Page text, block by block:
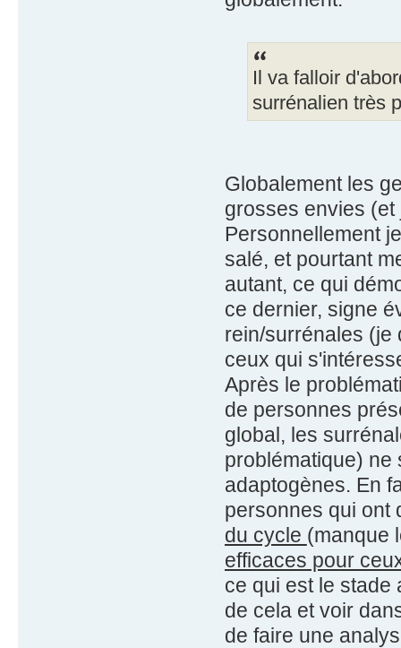
Il va falloir
surrénalien très
Globalement les
grosses envies (et
Personnellement
salé, et pourtant
autant, ce qui
ce dernier, signe
rein/surrénales (je
ceux qui
Après le
de personnes
global, les
problématique) ne
adaptogènes. En
personnes qui ont
du cycle (manque
efficaces pour
ce qui est le stade
de cela et voir
de faire une